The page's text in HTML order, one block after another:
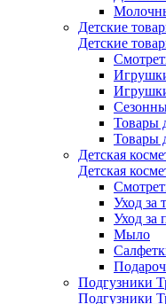
Детские
Детские
Товары
Товары
Детская
Детская
Уход за
Уход за
Мыло
Подгузники
Подгузники